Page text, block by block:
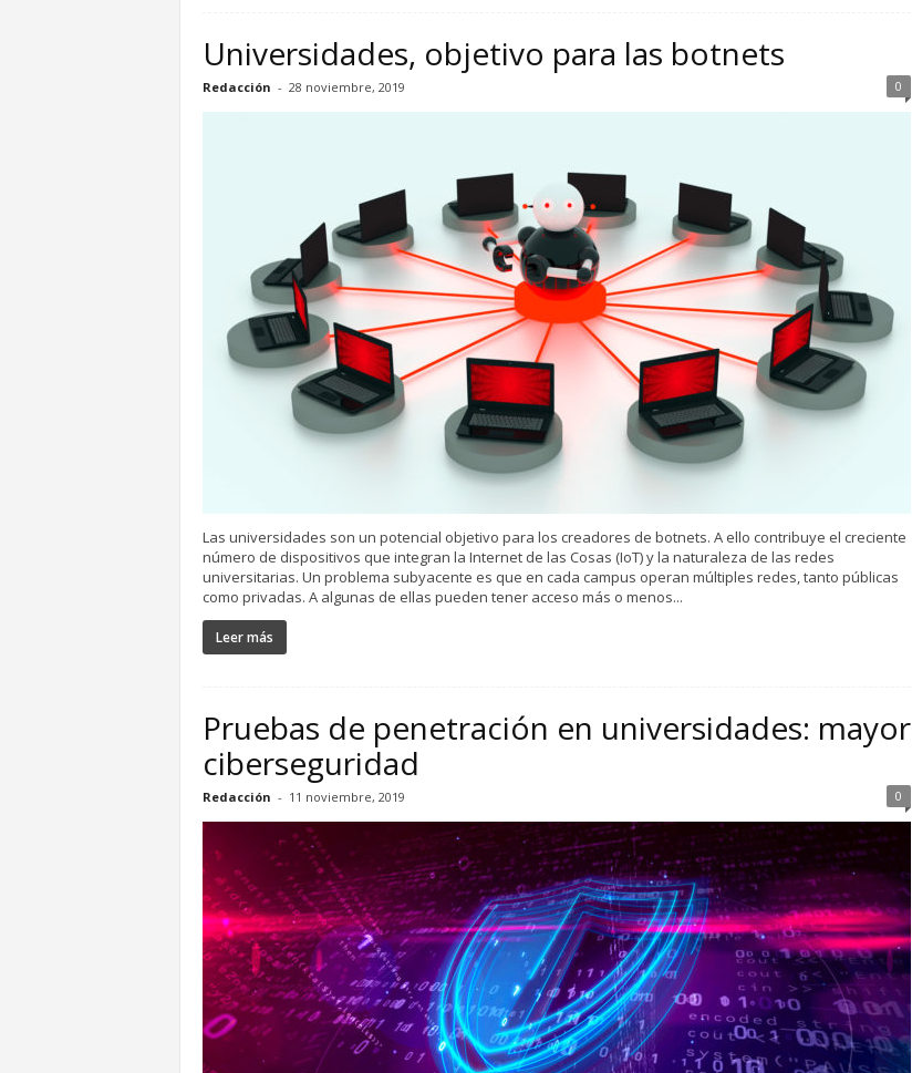
Universidades, objetivo para las botnets
Redacción - 28 noviembre, 2019 0
Las universidades son un potencial objetivo para los creadores de botnets. A ello contribuye el creciente
número de dispositivos que integran la Internet de las Cosas (IoT) y la naturaleza de las redes
universitarias. Un problema subyacente es que en cada campus operan múltiples redes, tanto públicas
como privadas. A algunas de ellas pueden tener acceso más o menos...
Leer más
Pruebas de penetración en universidades: mayor
ciberseguridad
Redacción - 11 noviembre, 2019 0